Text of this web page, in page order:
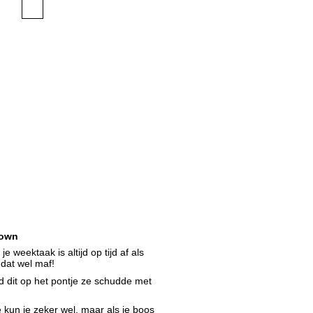
weektaak is altijd op tijd af als
wel maf!
dit op het pontje ze schudde met
je zeker wel, maar als je boos